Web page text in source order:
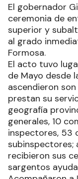
El gobernador
ceremonia de
superior y
al grado
Formosa.
El acto tuvo
de Mayo desde
ascendieron
prestan su
geografía
generales, 10
inspectores, 53
subinspectores;
recibieron sus
sargentos